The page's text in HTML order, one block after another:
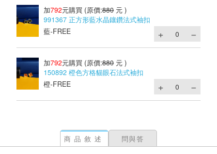
加792元購買 (原價:880 元 )
991367 正方形藍水晶鑲鑽法式袖扣
藍-FREE
加792元購買 (原價:880 元 )
150892 橙色方格貓眼石法式袖扣
橙-FREE
商品敘述 問與答